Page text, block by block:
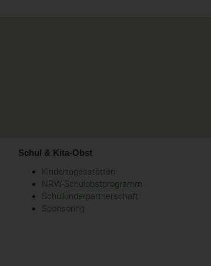
Schul & Kita-Obst
Kindertagesstätten
NRW-Schulobstprogramm
Schulkinderpartnerschaft
Sponsoring